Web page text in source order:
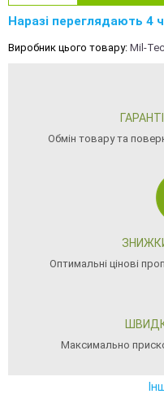
Наразі переглядають 4
Виробник цього товару: Mil-Tec
Обмін товару та
Оптимальні цінові
Максимально